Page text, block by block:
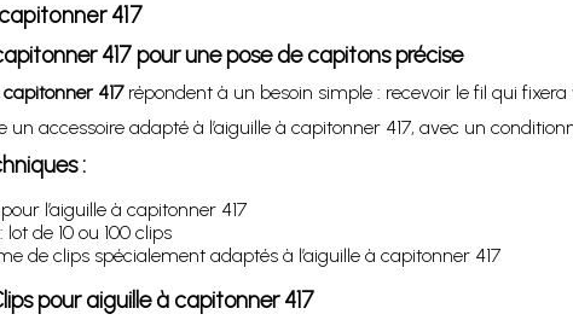
417
417 pour une pose de capitons précise
417répondent à un besoin simple : recevoir le fil qui
un accessoire adapté à l’aiguille à capitonner 417, avec un
:
l’aiguille à capitonner 417
de 10 ou 100 clips
de clips spécialement adaptés à l’aiguille à capitonner 417
pour aiguille à capitonner 417